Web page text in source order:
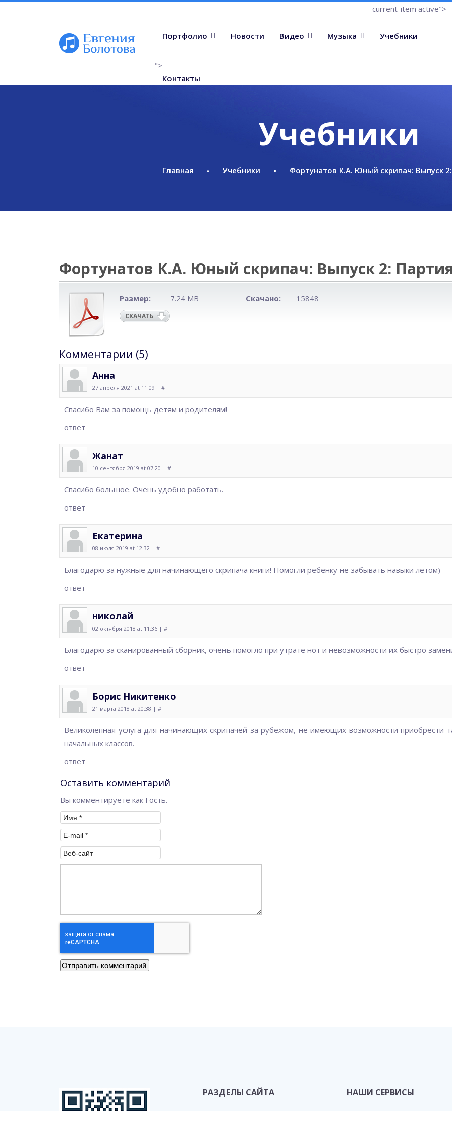
Портфолио Новости Видео Музыка
current-item active">
Учебники
">
Контакты
Учебники
Главная Учебники Фортунатов К.А. Юный скрипач: Выпуск
Фортунатов К.А. Юный скрипач: Выпуск 2:
Размер: 7.24 MB Скачано: 15848
СКАЧАТЬ
Комментарии (5)
Анна
27 апреля 2021 at 11:09 | #
Спасибо Вам за помощь детям и родителям!
ответ
Жанат
10 сентября 2019 at 07:20 | #
Спасибо большое. Очень удобно работать.
ответ
Екатерина
08 июля 2019 at 12:32 | #
Благодарю за нужные для начинающего скрипача книги! Помогли ребенку не забывать навыки летом)
ответ
николай
02 октября 2018 at 11:36 | #
Благодарю за сканированный сборник, очень помогло при утрате нот и невозможности их быстро
ответ
Борис Никитенко
21 марта 2018 at 20:38 | #
Великолепная услуга для начинающих скрипачей за рубежом, не имеющих возможности приобрести
начальных классов.
ответ
Оставить комментарий
Вы комментируете как Гость.
РАЗДЕЛЫ САЙТА НАШИ СЕРВИСЫ